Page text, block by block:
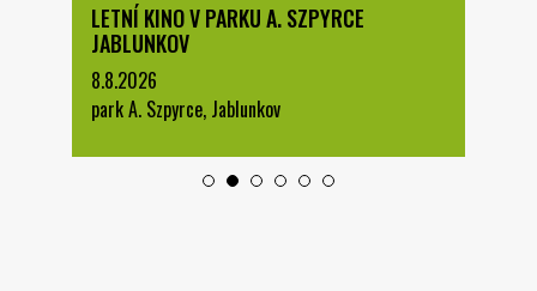
LETNÍ KINO V PARKU A. SZPYRCE
JABLUNKOV
8.8.2026
park A. Szpyrce, Jablunkov